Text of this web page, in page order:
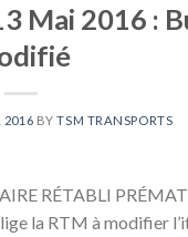
Mai 2016 :
2016 BYTSM TRANSPORTS
RÉTABLI
la RTM à modifier